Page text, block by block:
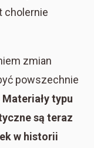
cholernie
zmian
powszechnie
Materiały typu
są teraz
w historii